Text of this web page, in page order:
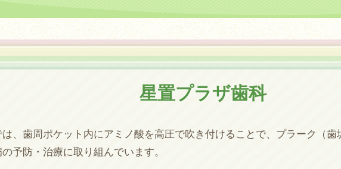
星置プラザ歯科
、歯周ポケット内にアミノ酸を高圧で吹き付けることで、プラーク（
予防・治療に取り組んでいます。